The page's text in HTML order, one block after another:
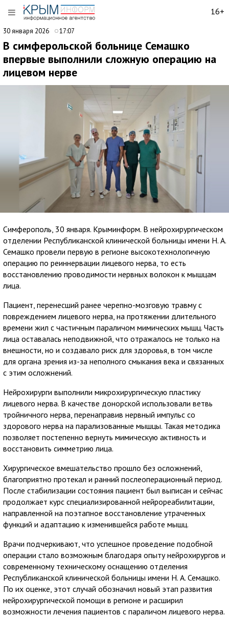
16+
30 января 2026 17:07
В симферольской больнице Семашко
впервые выполнили сложную операцию на
лицевом нерве
Симферополь, 30 января. Крыминформ. В нейрохирургическом
отделении Республиканской клинической больницы имени Н. А.
Семашко провели первую в регионе высокотехнологичную
операцию по реиннервации лицевого нерва, то есть
восстановлению проводимости нервных волокон к мышцам
лица.
Пациент, перенесший ранее черепно-мозговую травму с
повреждением лицевого нерва, на протяжении длительного
времени жил с частичным параличом мимических мышц. Часть
лица оставалась неподвижной, что отражалось не только на
внешности, но и создавало риск для здоровья, в том числе
для органа зрения из-за неполного смыкания века и связанных
с этим осложнений.
Нейрохирурги выполнили микрохирургическую пластику
лицевого нерва. В качестве донорской использовали ветвь
тройничного нерва, перенаправив нервный импульс со
здорового нерва на парализованные мышцы. Такая методика
позволяет постепенно вернуть мимическую активность и
восстановить симметрию лица.
Хирургическое вмешательство прошло без осложнений,
благоприятно протекал и ранний послеоперационный период.
После стабилизации состояния пациент был выписан и сейчас
продолжает курс специализированной нейрореабилитации,
направленной на поэтапное восстановление утраченных
функций и адаптацию к изменившейся работе мышц.
Врачи подчеркивают, что успешное проведение подобной
операции стало возможным благодаря опыту нейрохирургов и
современному техническому оснащению отделения
Республиканской клинической больницы имени Н. А. Семашко.
По их оценке, этот случай обозначил новый этап развития
нейрохирургической помощи в регионе и расширил
возможности лечения пациентов с параличом лицевого нерва.